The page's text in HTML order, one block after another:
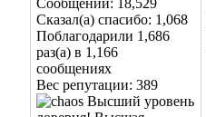
Сообщений: 18,529
Сказал(а) спасибо: 1,068
Поблагодарили 1,686
раз(а) в 1,166
сообщениях
Вес репутации: 389